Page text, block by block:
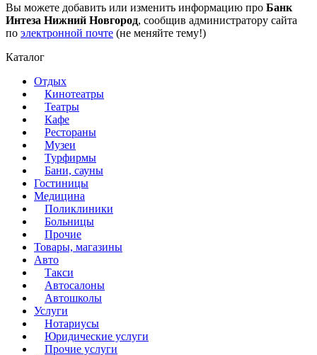
Вы можете добавить или изменить информацию про Банк
Интеза Нижний Новгород, сообщив администратору сайта
по электронной почте (не меняйте тему!)
Каталог
Отдых
Кинотеатры
Театры
Кафе
Рестораны
Музеи
Турфирмы
Бани, сауны
Гостиницы
Медицина
Поликлиники
Больницы
Прочие
Товары, магазины
Авто
Такси
Автосалоны
Автошколы
Услуги
Нотариусы
Юридические услуги
Прочие услуги